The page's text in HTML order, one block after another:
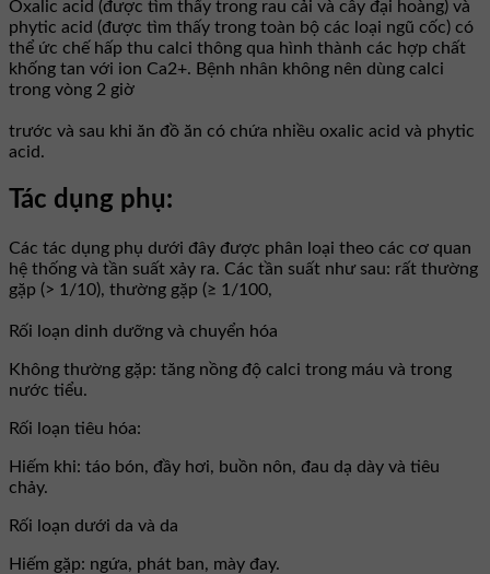
Oxalic acid (được tìm thấy trong rau cải và cây đại hoàng) và
phytic acid (được tìm thấy trong toàn bộ các loại ngũ cốc) có
thể ức chế hấp thu calci thông qua hình thành các hợp chất
khống tan với ion Ca2+. Bệnh nhân không nên dùng calci
trong vòng 2 giờ
trước và sau khi ăn đồ ăn có chứa nhiều oxalic acid và phytic
acid.
Tác dụng phụ:
Các tác dụng phụ dưới đây được phân loại theo các cơ quan
hệ thống và tần suất xảy ra. Các tần suất như sau: rất thường
gặp (> 1/10), thường gặp (≥ 1/100,
Rối loạn dinh dưỡng và chuyển hóa
Không thường gặp: tăng nồng độ calci trong máu và trong
nước tiểu.
Rối loạn tiêu hóa:
Hiếm khi: táo bón, đầy hơi, buồn nôn, đau dạ dày và tiêu
chảy.
Rối loạn dưới da và da
Hiếm gặp: ngứa, phát ban, mày đay.